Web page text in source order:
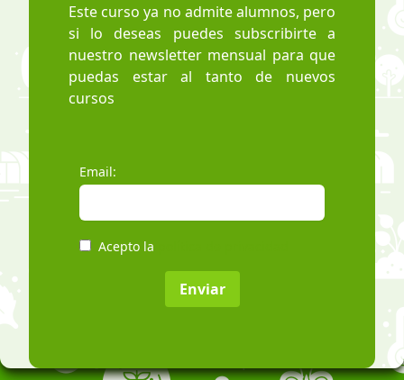
Este curso ya no admite alumnos, pero
si lo deseas puedes subscribirte a
nuestro newsletter mensual para que
puedas estar al tanto de nuevos
cursos
Email:
Acepto la
Enviar